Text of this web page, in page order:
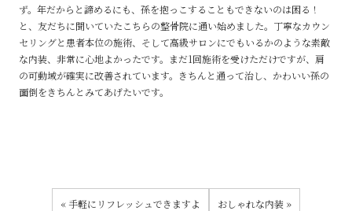
ず。年だからと諦めるにも、孫を抱っこすることもできないのは困る！
と、友だちに聞いていたこちらの整骨院に通い始めました。丁寧なカウン
セリングと患者本位の施術、そして高級サロンにでもいるかのような素敵
な内装、非常に心地よかったです。まだ1回施術を受けただけですが、肩
の可動域が確実に改善されています。きちんと通って治し、かわいい孫の
面倒をきちんとみてあげたいです。
«手軽にリフレッシュできますよ おしゃれな内装 »